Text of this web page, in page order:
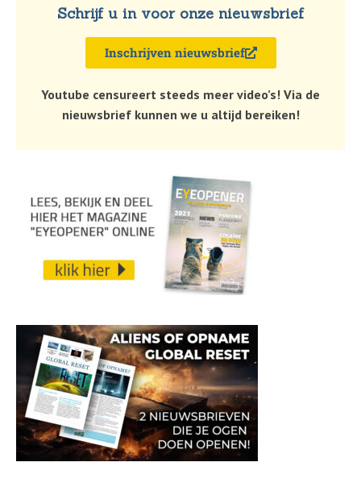
Schrijf u in voor onze nieuwsbrief
Inschrijven nieuwsbrief
Youtube censureert steeds meer video’s! Via de
nieuwsbrief kunnen we u altijd bereiken!